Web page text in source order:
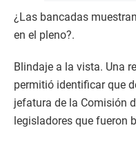
¿Las bancadas
en el pleno?.
Blindaje a la vista. Una
permitió identificar que
jefatura de la Comisión
legisladores que fueron